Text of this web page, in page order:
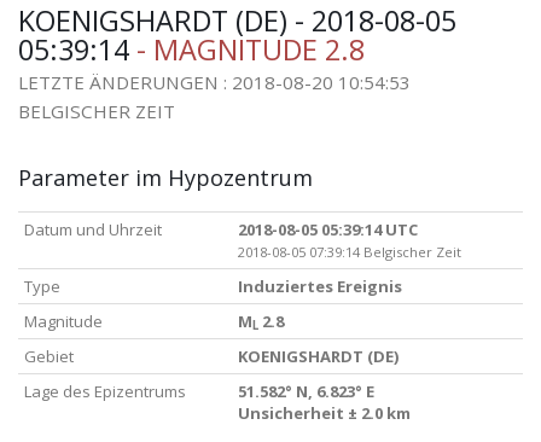
KOENIGSHARDT (DE) - 2018-08-05
05:39:14 - MAGNITUDE 2.8
LETZTE ÄNDERUNGEN : 2018-08-20 10:54:53
BELGISCHER ZEIT
Parameter im Hypozentrum
Datum und Uhrzeit 2018-08-05 05:39:14 UTC
2018-08-05 07:39:14 Belgischer Zeit
Type
Induziertes Ereignis
Magnitude
M L 2.8
Gebiet
KOENIGSHARDT (DE)
Lage des Epizentrums
51.582° N, 6.823° E
Unsicherheit ± 2.0 km